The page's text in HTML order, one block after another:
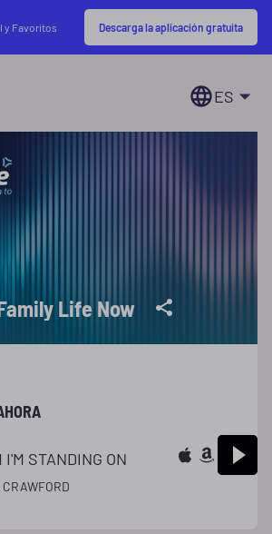
y Favoritos Descarga la aplicación gratuita
ES
Life Now
I'M STANDING ON